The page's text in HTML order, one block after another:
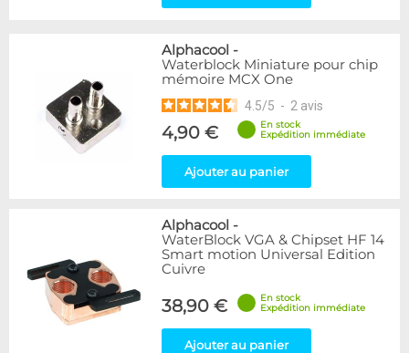
Alphacool -
Waterblock Miniature pour chip
mémoire MCX One
4.5/5 - 2 avis
4,90 €
En stock
Expédition immédiate
Ajouter au panier
Alphacool -
WaterBlock VGA & Chipset HF 14
Smart motion Universal Edition
Cuivre
38,90 €
En stock
Expédition immédiate
Ajouter au panier